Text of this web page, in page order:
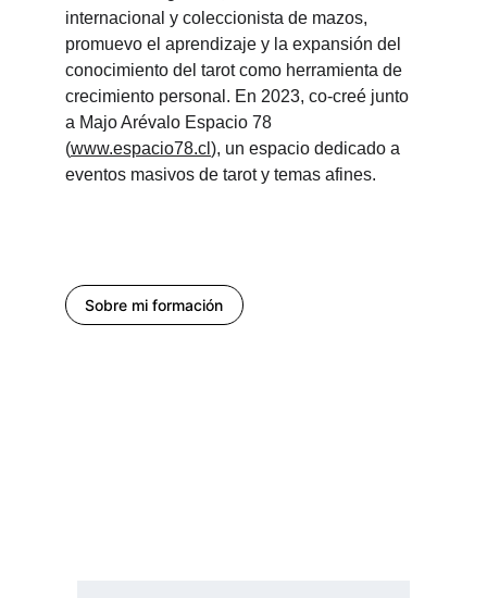
internacional y coleccionista de mazos,
promuevo el aprendizaje y la expansión del
conocimiento del tarot como herramienta de
crecimiento personal. En 2023, co-creé junto
a Majo Arévalo Espacio 78
(www.espacio78.cl ), un espacio dedicado a
eventos masivos de tarot y temas afines.
Sobre mi formación